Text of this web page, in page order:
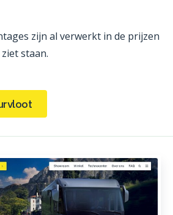
zijn al verwerkt in de prijzen
staan.